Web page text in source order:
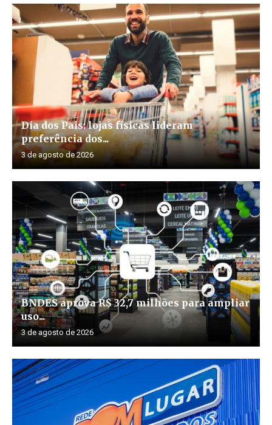
Dia dos Pais: lojas físicas lideram
preferência dos...
3 de agosto de 2026
BNDES aprova R$ 32,7 milhões para ampliar
uso...
3 de agosto de 2026